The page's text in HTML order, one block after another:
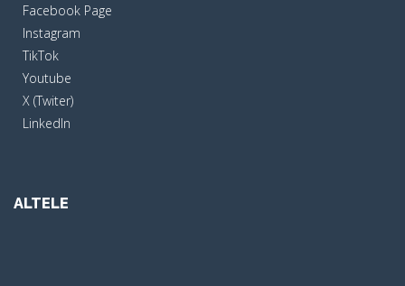
Facebook Page
Instagram
TikTok
Youtube
X (Twiter)
LinkedIn
ALTELE